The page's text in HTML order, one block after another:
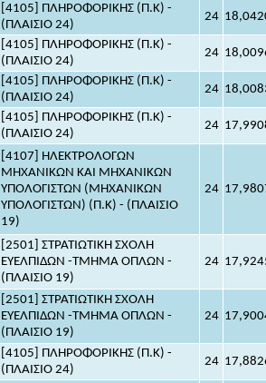
[4105] ΠΛΗΡΟΦΟΡΙΚΗΣ (Π.Κ) -
(ΠΛΑΙΣΙΟ 24)
24
[4105] ΠΛΗΡΟΦΟΡΙΚΗΣ (Π.Κ) -
(ΠΛΑΙΣΙΟ 24)
24
[4105] ΠΛΗΡΟΦΟΡΙΚΗΣ (Π.Κ) -
(ΠΛΑΙΣΙΟ 24)
24
[4105] ΠΛΗΡΟΦΟΡΙΚΗΣ (Π.Κ) -
(ΠΛΑΙΣΙΟ 24)
24
[4107] ΗΛΕΚΤΡΟΛΟΓΩΝ
ΜΗΧΑΝΙΚΩΝ ΚΑΙ ΜΗΧΑΝΙΚΩΝ
ΥΠΟΛΟΓΙΣΤΩΝ (ΜΗΧΑΝΙΚΩΝ
ΥΠΟΛΟΓΙΣΤΩΝ) (Π.Κ) - (ΠΛΑΙΣΙΟ
19)
24
[2501] ΣΤΡΑΤΙΩΤΙΚΗ ΣΧΟΛΗ
ΕΥΕΛΠΙΔΩΝ -ΤΜΗΜΑ ΟΠΛΩΝ -
(ΠΛΑΙΣΙΟ 19)
24
[2501] ΣΤΡΑΤΙΩΤΙΚΗ ΣΧΟΛΗ
ΕΥΕΛΠΙΔΩΝ -ΤΜΗΜΑ ΟΠΛΩΝ -
(ΠΛΑΙΣΙΟ 19)
24
[4105] ΠΛΗΡΟΦΟΡΙΚΗΣ (Π.Κ) -
(ΠΛΑΙΣΙΟ 24)
24